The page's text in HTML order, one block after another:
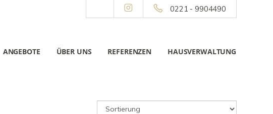
0221 - 9904490
ANGEBOTE ÜBER UNS REFERENZEN HAUSVERWALTUNG